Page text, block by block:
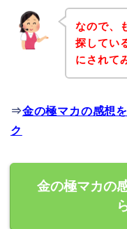
なので、
探してい
にされて
⇒金の極マカの感想
ク
金の極マカの